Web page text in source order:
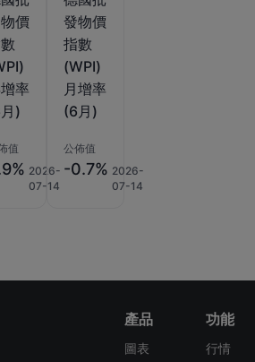
價
率
)
值
2026-
07-14
發物價
指數
(WPI)
月增率
(6月)
公佈值
-0.7% 2026-
07-14
產品
圖表
功能
行情